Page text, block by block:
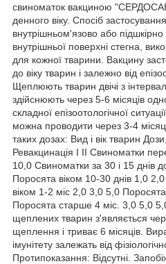
свиноматок вакциною
денного віку. Спосіб
внутрішньом'язово або підшкірно
внутрішньої поверхні стегна,
для кожної тварини. Вакцину
до віку тварин і залежно від
Щеплюють тварин двічі з
здійснюють через 5-6 місяців
складної епізоотологічної
можна проводити через 3-4
таких дозах: Вид і вік тварин
Ревакцинація I II Свиноматки
10,0 Свиноматки за 30 і 15 днів
Поросята віком 10-30 днів 1,0
віком 1-2 міс 2,0 3,0 5,0
Поросята старше 4 міс. 3,0 5,0
щеплених тварин з'являється
щеплення і триває 6 місяців.
імунітету залежать від
Протипоказання: Відсутні.